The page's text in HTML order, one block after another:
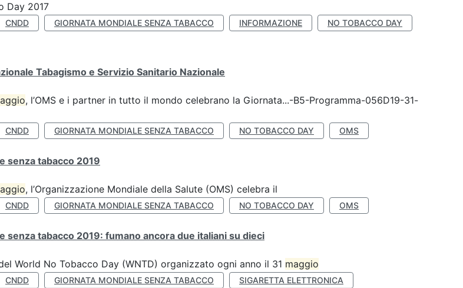
Day 2017
CNDD GIORNATA MONDIALE SENZA TABACCO INFORMAZIONE
NO TOBACCO DAY
Tabagismo e Servizio Sanitario Nazionale
, l’OMS e i partner in tutto il mondo celebrano la Giornata...-B5-Programma-056D19-31-
CNDD GIORNATA MONDIALE SENZA TABACCO NO TOBACCO DAY OMS
senza tabacco 2019
, l’Organizzazione Mondiale della Salute (OMS) celebra il
CNDD GIORNATA MONDIALE SENZA TABACCO NO TOBACCO DAY OMS
senza tabacco 2019: fumano ancora due italiani su dieci
World No Tobacco Day (WNTD) organizzato ogni anno il 31 maggio
CNDD GIORNATA MONDIALE SENZA TABACCO
SIGARETTA ELETTRONICA